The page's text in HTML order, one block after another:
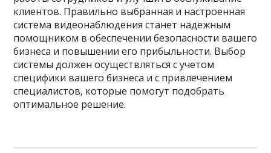
клиентов. Правильно выбранная и настроенная
система видеонаблюдения станет надежным
помощником в обеспечении безопасности вашего
бизнеса и повышении его прибыльности. Выбор
системы должен осуществляться с учетом
специфики вашего бизнеса и с привлечением
специалистов, которые помогут подобрать
оптимальное решение.